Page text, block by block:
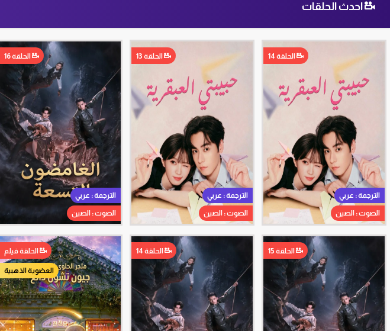
احدث الحلقات
الترجمة : عربي
الصوت : الصين
الحلقة 14
الترجمة : عربي
الصوت : الصين
الحلقة 13
الترجمة : عربي
الصوت : الصين
الحلقة 16
الحلقة 15 الحلقة 14
العضوية الذهبية
الحلقة فيلم